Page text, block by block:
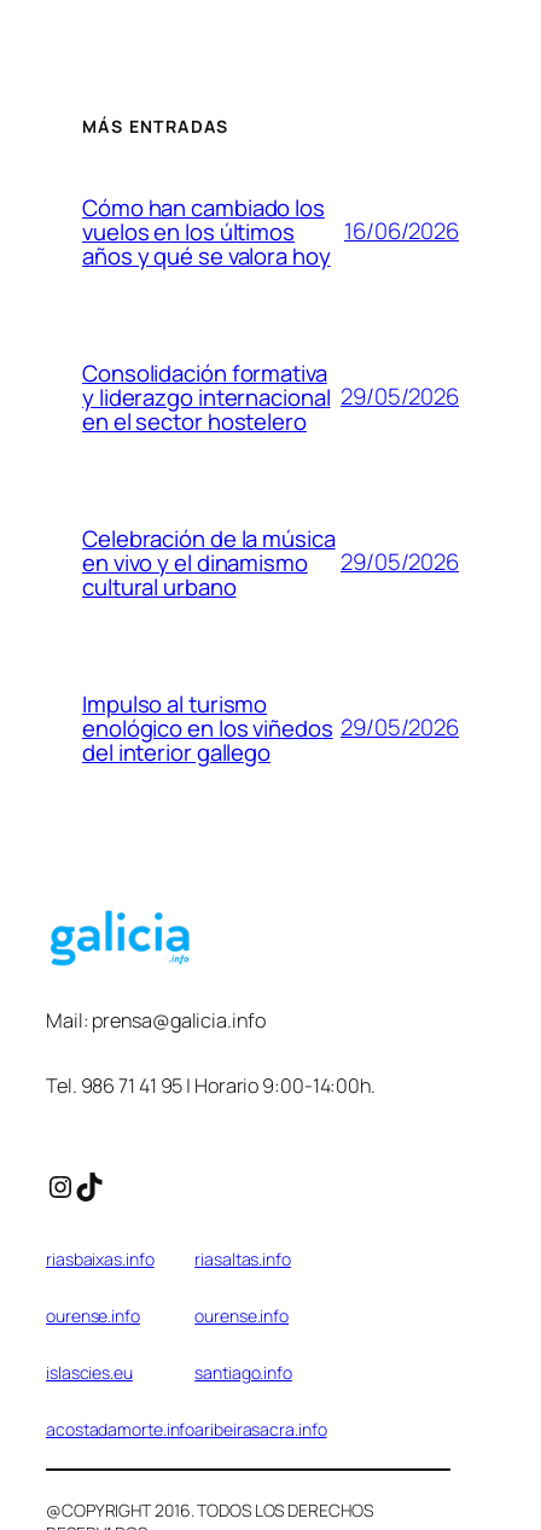
MÁS ENTRADAS
Cómo han cambiado los
vuelos en los últimos
años y qué se valora hoy
16/06/2026
Consolidación formativa
y liderazgo internacional
en el sector hostelero
29/05/2026
Celebración de la música
en vivo y el dinamismo
cultural urbano
29/05/2026
Impulso al turismo
enológico en los viñedos
del interior gallego
29/05/2026
Mail: prensa@galicia.info
Tel. 986 71 41 95 | Horario 9:00-14:00h.
Instagram
TikTok
riasbaixas.info riasaltas.info
ourense.info ourense.info
islascies.eu santiago.info
acostadamorte.infoaribeirasacra.info
@COPYRIGHT 2016. TODOS LOS DERECHOS